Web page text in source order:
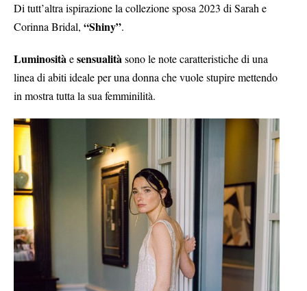
Di tutt’altra ispirazione la collezione sposa 2023 di Sarah e
Corinna Bridal, “Shiny”.
Luminositàesensualitàsono le note caratteristiche di una
linea di abiti ideale per una donna che vuole stupire mettendo
in mostra tutta la sua femminilità.